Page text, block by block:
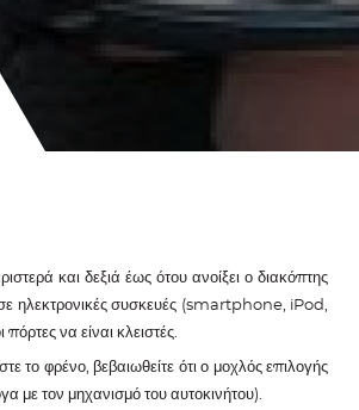
και δεξιά έως ότου ανοίξει ο διακόπτης
σε ηλεκτρονικές συσκευές (smartphone, iPod,
να είναι κλειστές.
το φρένο, βεβαιωθείτε ότι ο μοχλός επιλογής
με τον μηχανισμό του αυτοκινήτου).
Λεμεσός
ΝΈΑ